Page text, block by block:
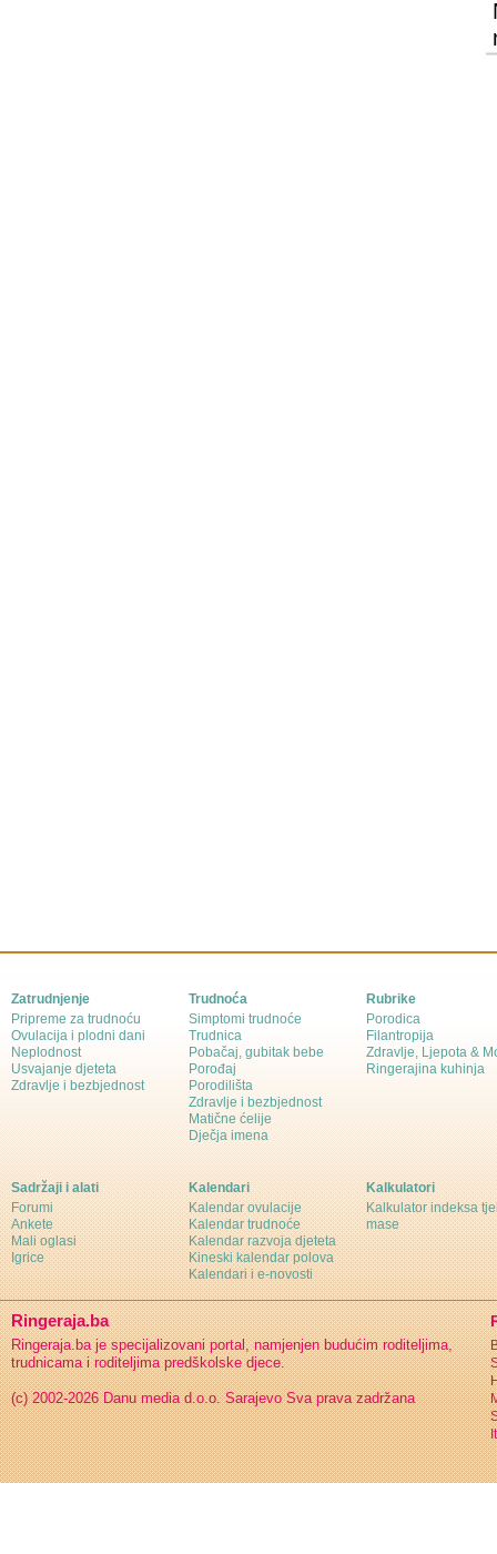
Zatrudnjenje
Pripreme za trudnoću
Ovulacija i plodni dani
Neplodnost
Usvajanje djeteta
Zdravlje i bezbjednost
Trudnoća
Simptomi trudnoće
Trudnica
Pobačaj, gubitak bebe
Porođaj
Porodilišta
Zdravlje i bezbjednost
Matične ćelije
Dječja imena
Rubrike
Porodica
Filantropija
Zdravlje, Ljepota &
Ringerajina kuhinja
Sadržaji i alati
Forumi
Ankete
Mali oglasi
Igrice
Kalendari
Kalendar ovulacije
Kalendar trudnoće
Kalendar razvoja djeteta
Kineski kalendar polova
Kalendari i e-novosti
Kalkulatori
Kalkulator indeksa
mase
Ringeraja.ba
Ringeraja.ba je specijalizovani portal, namjenjen budućim roditeljima,
trudnicama i roditeljima predškolske djece.
(c) 2002-2026 Danu media d.o.o. Sarajevo Sva prava zadržana